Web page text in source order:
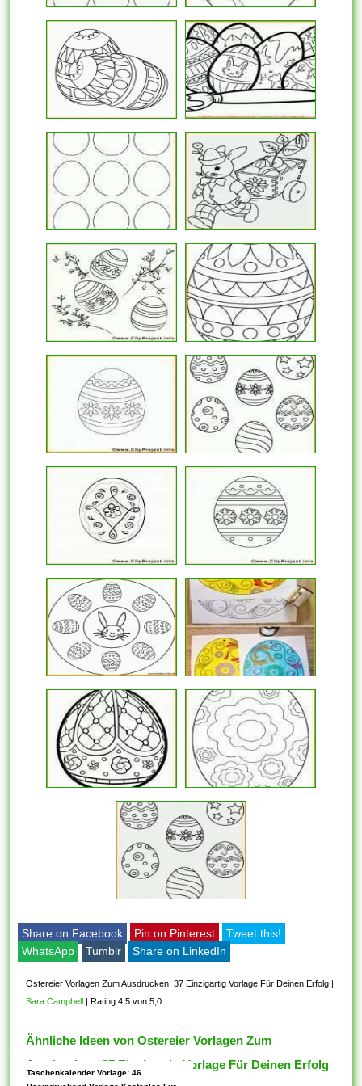
Share on Facebook Pin on Pinterest
Tweet this!
WhatsApp
Tumblr Share on LinkedIn
Ostereier Vorlagen Zum Ausdrucken: 37 Einzigartig Vorlage Für Deinen Erfolg |
Sara Campbell |Rating 4,5 von 5,0
Ähnliche Ideen von Ostereier Vorlagen Zum
Ausdrucken: 37 Einzigartig Vorlage Für Deinen Erfolg
Taschenkalender Vorlage: 46